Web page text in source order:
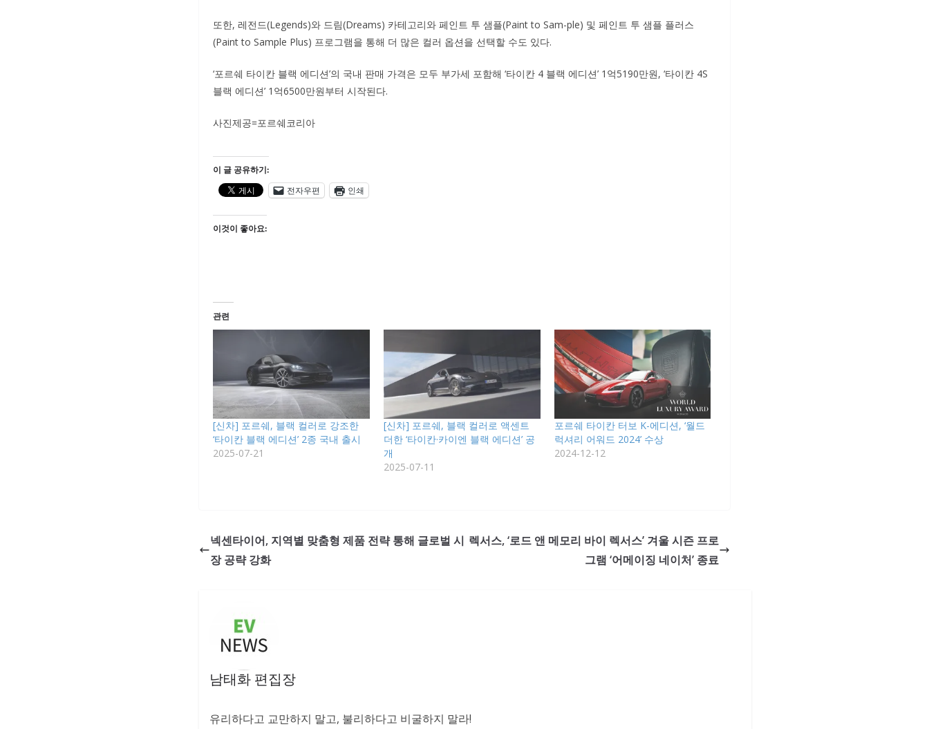
또한, 레전드(Legends)와 드림(Dreams) 카테고리와 페인트 투 샘플(Paint to Sam-ple) 및 페인트 투 샘플 플러스
(Paint to Sample Plus) 프로그램을 통해 더 많은 컬러 옵션을 선택할 수도 있다.
‘포르쉐 타이칸 블랙 에디션’의 국내 판매 가격은 모두 부가세 포함해 ‘타이칸 4 블랙 에디션’ 1억5190만원, ‘타이칸 4S
블랙 에디션’ 1억6500만원부터 시작된다.
사진제공=포르쉐코리아
이 글 공유하기:
전자우편
인쇄
이것이 좋아요:
관련
[신차] 포르쉐, 블랙 컬러로 강조한
‘타이칸 블랙 에디션’ 2종 국내 출시
2025-07-21
[신차] 포르쉐, 블랙 컬러로 액센트
더한 ‘타이칸·카이엔 블랙 에디션’ 공
개
2025-07-11
포르쉐 타이칸 터보 K-에디션, ‘월드
럭셔리 어워드 2024’ 수상
2024-12-12
넥센타이어, 지역별 맞춤형 제품 전략 통해 글로벌 시
장 공략 강화
렉서스, ‘로드 앤 메모리 바이 렉서스’ 겨울 시즌 프로
그램 ‘어메이징 네이처’ 종료
남태화 편집장
유리하다고 교만하지 말고, 불리하다고 비굴하지 말라!